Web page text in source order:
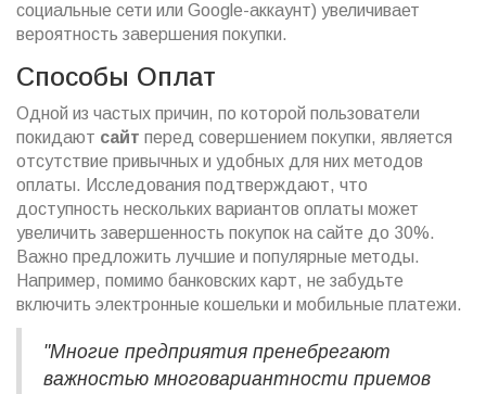
социальные сети или Google-аккаунт) увеличивает
вероятность завершения покупки.
Способы Оплат
Одной из частых причин, по которой пользователи
покидают сайт перед совершением покупки, является
отсутствие привычных и удобных для них методов
оплаты. Исследования подтверждают, что
доступность нескольких вариантов оплаты может
увеличить завершенность покупок на сайте до 30%.
Важно предложить лучшие и популярные методы.
Например, помимо банковских карт, не забудьте
включить электронные кошельки и мобильные платежи.
"Многие предприятия пренебрегают
важностью многовариантности приемов